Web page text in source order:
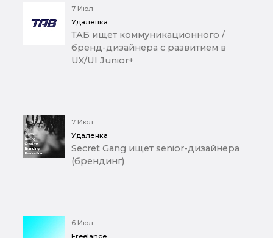
7 Июл
Удаленка
ТАБ ищет коммуникационного /
бренд-дизайнера с развитием в
UX/UI Junior+
7 Июл
Удаленка
Secret Gang ищет senior-дизайнера
(брендинг)
6 Июл
Freelance